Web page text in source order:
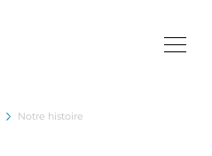
Notre histoire